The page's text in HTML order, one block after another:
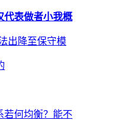
代表做者小我概
出降至保守模
若何均衡？能不